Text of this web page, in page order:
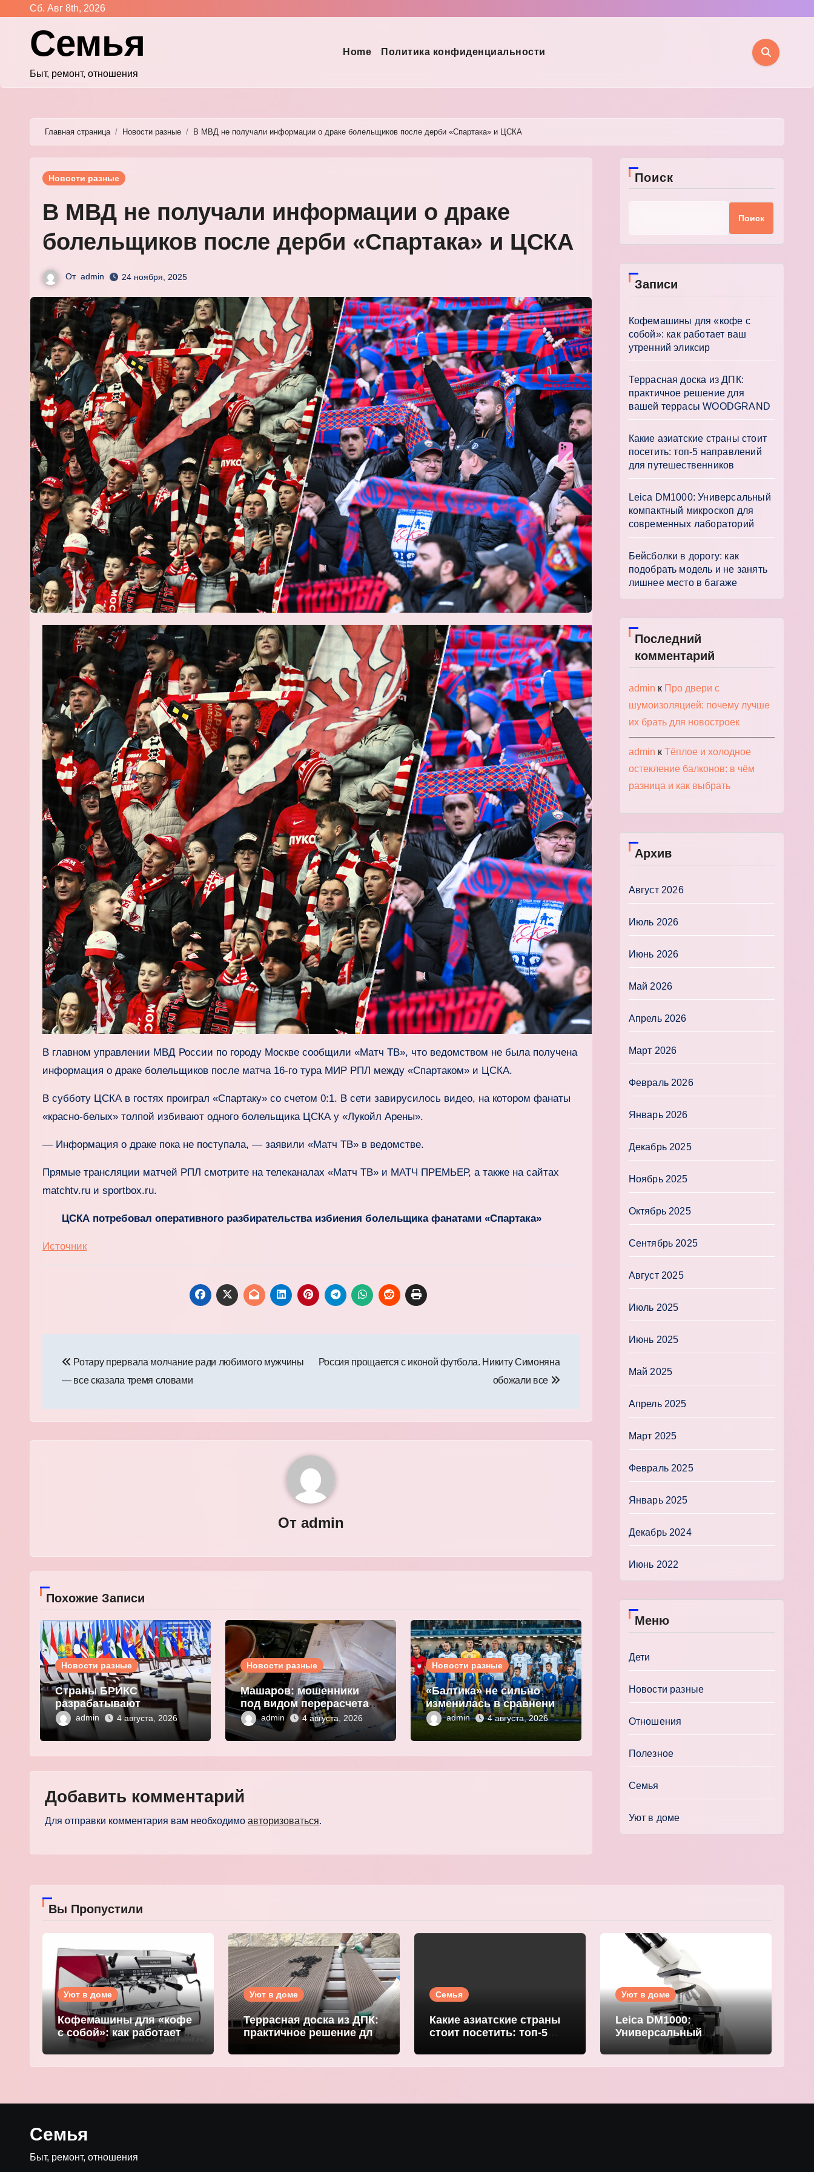
Перейти
содержимому
Сб. Авг 8th, 2026
Семья
Быт, ремонт, отношения
Home Политика конфиденциальности
Главная страница Новости разные В МВД не получали информации о драке болельщиков после дерби «Спартака» и ЦСКА
Новости разные
В МВД не получали информации о драке
болельщиков после дерби «Спартака» и ЦСКА
От admin 24 ноября, 2025
В главном управлении МВД России по городу Москве сообщили «Матч ТВ», что ведомством не была получена
информация о драке болельщиков после матча 16‑го тура МИР РПЛ между «Спартаком» и ЦСКА.
В субботу ЦСКА в гостях проиграл «Спартаку» со счетом 0:1. В сети завирусилось видео, на котором фанаты
«красно‑белых» толпой избивают одного болельщика ЦСКА у «Лукойл Арены».
— Информация о драке пока не поступала, — заявили «Матч ТВ» в ведомстве.
Прямые трансляции матчей РПЛ смотрите на телеканалах «Матч ТВ» и МАТЧ ПРЕМЬЕР, а также на сайтах
matchtv.ru и sportbox.ru.
ЦСКА потребовал оперативного разбирательства избиения болельщика фанатами «Спартака»
Источник
по
Ротару прервала молчание ради любимого мужчины
— все сказала тремя словами
Россия прощается с иконой футбола. Никиту Симоняна
обожали все
От admin
Похожие Записи
Новости разные
Страны БРИКС
разрабатывают
инфраструктуру на базе
цифровых валют
центробанков
admin 4 августа, 2026
Новости разные
Машаров: мошенники
под видом перерасчета
платы за ЖКУ
выманивают
персональные данные
admin 4 августа, 2026
Новости разные
«Балтика» не сильно
изменилась в сравнении
с прошлым сезоном» —
Мор
admin 4 августа, 2026
Добавить комментарий
Для отправки комментария вам необходимо авторизоваться.
Поиск
Поиск
Записи
Кофемашины для «кофе с
собой»: как работает ваш
утренний эликсир
Террасная доска из ДПК:
практичное решение для
вашей террасы WOODGRAND
Какие азиатские страны стоит
посетить: топ-5 направлений
для путешественников
Leica DM1000: Универсальный
компактный микроскоп для
современных лабораторий
Бейсболки в дорогу: как
подобрать модель и не занять
лишнее место в багаже
Последний
комментарий
admin к Про двери с
шумоизоляцией: почему лучше
их брать для новостроек
admin к Тёплое и холодное
остекление балконов: в чём
разница и как выбрать
Архив
Август 2026
Июль 2026
Июнь 2026
Май 2026
Апрель 2026
Март 2026
Февраль 2026
Январь 2026
Декабрь 2025
Ноябрь 2025
Октябрь 2025
Сентябрь 2025
Август 2025
Июль 2025
Июнь 2025
Май 2025
Апрель 2025
Март 2025
Февраль 2025
Январь 2025
Декабрь 2024
Июнь 2022
Меню
Дети
Новости разные
Отношения
Полезное
Семья
Уют в доме
Вы Пропустили
Уют в доме
Кофемашины для «кофе
с собой»: как работает
ваш утренний эликсир
Уют в доме
Террасная доска из ДПК:
практичное решение для
WOODGRAND
Семья
Какие азиатские страны
стоит посетить: топ-5
путешественников
Уют в доме
Leica DM1000:
Универсальный
компактный микроскоп
для современных
лабораторий
Семья
Быт, ремонт, отношения